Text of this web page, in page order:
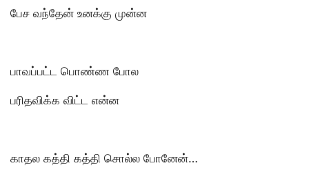
பேச வந்தேன் உனக்கு முன்ன
பாவப்பட்ட பொண்ண போல
பரிதவிக்க விட்ட என்ன
காதல கத்தி கத்தி சொல்ல போனேன்…